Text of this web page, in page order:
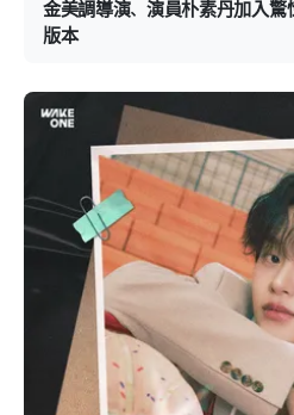
金美調導演、演員朴素丹加入驚
版本